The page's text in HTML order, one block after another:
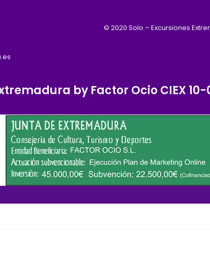
© 2020 Solo – Excursiones
by Factor Ocio CIEX